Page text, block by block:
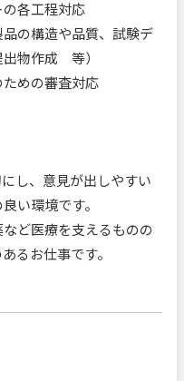
の各工程対応
の構造や品質、試験デ
出物作成 等）
ための審査対応
し、意見が出しやすい
い環境です。
ど医療を支えるものの
るお仕事です。